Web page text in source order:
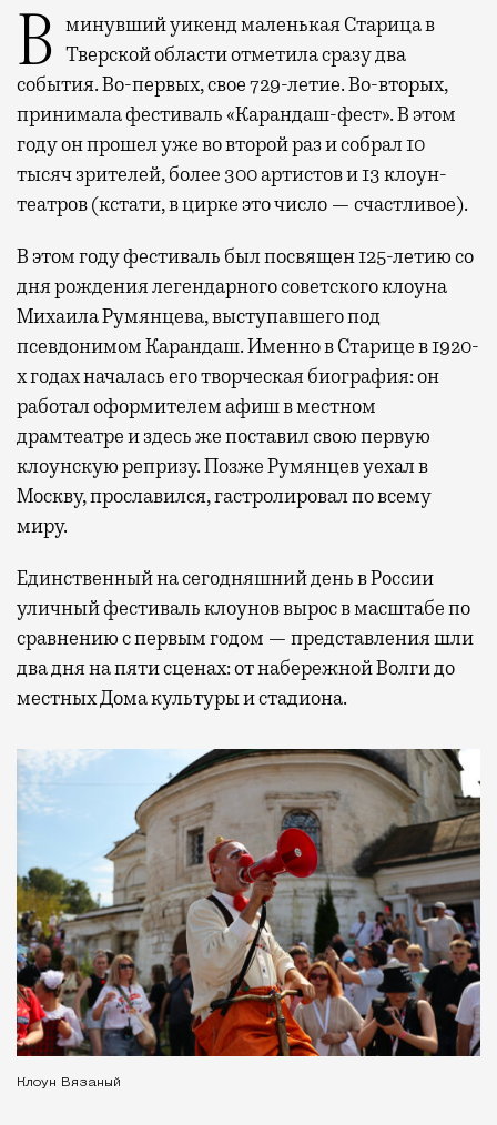
В минувший уикенд маленькая Старица в Тверской области отметила сразу два
события. Во-первых, свое 729-летие. Во-вторых,
принимала фестиваль «Карандаш-фест». В этом
году он прошел уже во второй раз и собрал 10
тысяч зрителей, более 300 артистов и 13 клоун-
театров (кстати, в цирке это число — счастливое).
В этом году фестиваль был посвящен 125-летию со
дня рождения легендарного советского клоуна
Михаила Румянцева, выступавшего под
псевдонимом Карандаш. Именно в Старице в 1920-
х годах началась его творческая биография: он
работал оформителем афиш в местном
драмтеатре и здесь же поставил свою первую
клоунскую репризу. Позже Румянцев уехал в
Москву, прославился, гастролировал по всему
миру.
Единственный на сегодняшний день в России
уличный фестиваль клоунов вырос в масштабе по
сравнению с первым годом — представления шли
два дня на пяти сценах: от набережной Волги до
местных Дома культуры и стадиона.
Клоун Вязаный